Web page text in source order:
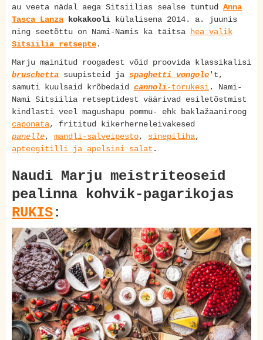
au veeta nädal aega Sitsiilias sealse tuntud Anna
Tasca Lanza kokakooli külalisena 2014. a. juunis
ning seetõttu on Nami-Namis ka täitsa
hea valik
Sitsiilia retsepte.
Marju mainitud roogadest võid proovida klassikalisi
bruschetta suupisteid ja spaghetti vongole't,
samuti kuulsaid krõbedaid cannoli-torukesi. Nami-
Nami Sitsiilia retseptidest väärivad esiletõstmist
kindlasti veel magushapu pommu- ehk baklažaaniroog
caponata, frititud kikerherneleivakesed
panelle, mandli-salveipesto, sinepiliha,
apteegitilli ja apelsini salat .
Naudi Marju meistriteoseid
pealinna kohvik-pagarikojas
RUKIS: